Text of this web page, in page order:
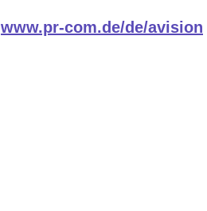
www.pr-com.de/de/avision